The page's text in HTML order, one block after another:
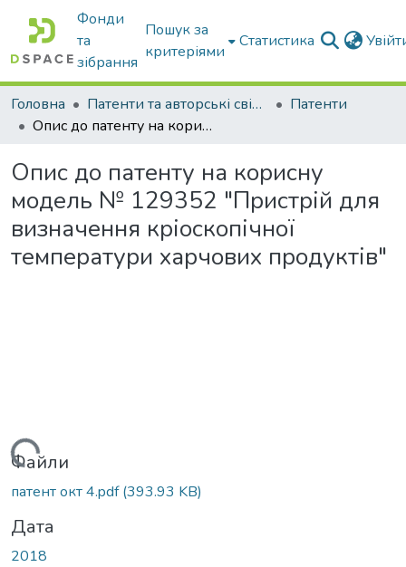
Фонди
та
зібрання
Пошук за
критеріями
Статистика
Головна Патенти та авторські свідоцтва
Патенти
Опис до патенту на корисну модель № 129352 "Пристрій для визначення кріоскопічної температури харчових продуктів"
Опис до патенту на корисну
модель № 129352 "Пристрій для
визначення кріоскопічної
температури харчових продуктів"
Файли
патент окт 4.pdf(393.93 KB)
Дата
2018